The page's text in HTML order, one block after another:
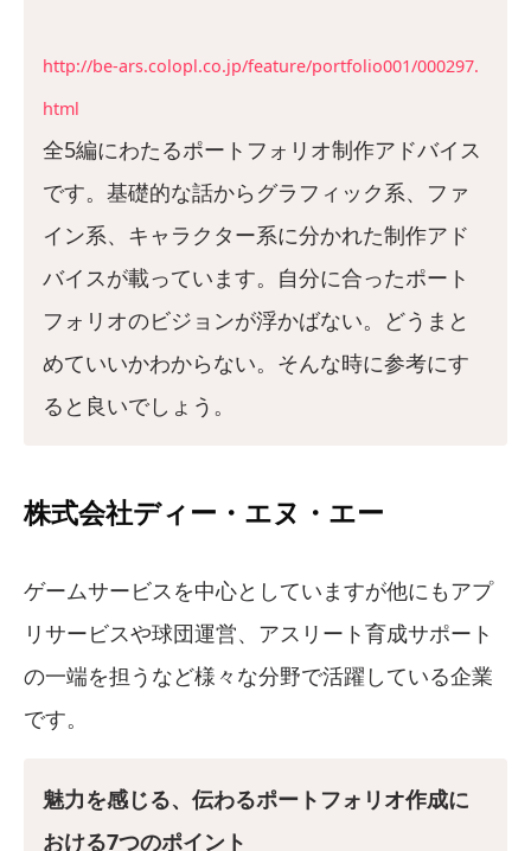
http://be-ars.colopl.co.jp/feature/portfolio001/000297.
html
全5編にわたるポートフォリオ制作アドバイス
です。基礎的な話からグラフィック系、ファ
イン系、キャラクター系に分かれた制作アド
バイスが載っています。自分に合ったポート
フォリオのビジョンが浮かばない。どうまと
めていいかわからない。そんな時に参考にす
ると良いでしょう。
株式会社ディー・エヌ・エー
ゲームサービスを中心としていますが他にもアプ
リサービスや球団運営、アスリート育成サポート
の一端を担うなど様々な分野で活躍している企業
です。
魅力を感じる、伝わるポートフォリオ作成に
おける7つのポイント